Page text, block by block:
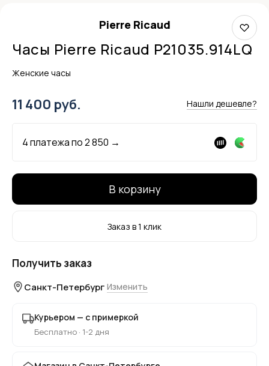
Pierre Ricaud
Часы Pierre Ricaud P21035.914LQ
Женские часы
11 400 руб. Нашли дешевле?
4 платежа по2 850 →
В корзину
Заказ в 1 клик
Получить заказ
Санкт-Петербург Изменить
Курьером — с примеркой
Бесплатно · 1-2 дня